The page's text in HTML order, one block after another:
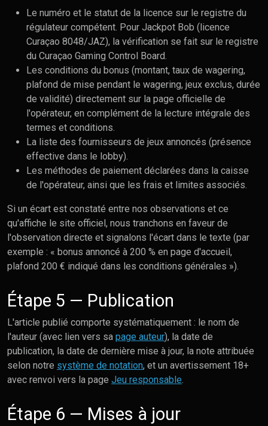
Le numéro et le statut de la licence sur le registre du
régulateur compétent. Pour Jackpot Bob (licence
Curaçao 8048/JAZ), la vérification se fait sur le registre
du Curaçao Gaming Control Board.
Les conditions du bonus (montant, taux de wagering,
plafond de mise pendant le wagering, jeux exclus, durée
de validité) directement sur la page officielle de
l'opérateur, en complément de la lecture intégrale des
termes et conditions.
La liste des fournisseurs de jeux annoncés (présence
effective dans le lobby).
Les méthodes de paiement déclarées dans la caisse
de l'opérateur, ainsi que les frais et limites associés.
Si un écart est constaté entre nos observations et ce
qu'affiche le site officiel, nous tranchons en faveur de
l'observation directe et signalons l'écart dans le texte (par
exemple : « bonus annoncé à 200 % en page d'accueil,
plafond 200 € indiqué dans les conditions générales »).
Étape 5 — Publication
L'article publié comporte systématiquement : le nom de
l'auteur (avec lien vers sa page auteur), la date de
publication, la date de dernière mise à jour, la note attribuée
selon notre système de notation, et un avertissement 18+
avec renvoi vers la page Jeu responsable.
Étape 6 — Mises à jour